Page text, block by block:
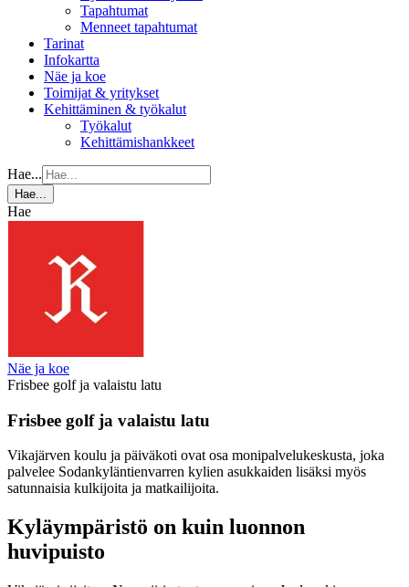
Tapahtumat
Menneet tapahtumat
Tarinat
Infokartta
Näe ja koe
Toimijat & yritykset
Kehittäminen & työkalut
Työkalut
Kehittämishankkeet
Hae...
Hae...
Hae
Näe ja koe
Frisbee golf ja valaistu latu
Frisbee golf ja valaistu latu
Vikajärven koulu ja päiväkoti ovat osa monipalvelukeskusta, joka
palvelee Sodankyläntienvarren kylien asukkaiden lisäksi myös
satunnaisia kulkijoita ja matkailijoita.
Kyläympäristö on kuin luonnon
huvipuisto